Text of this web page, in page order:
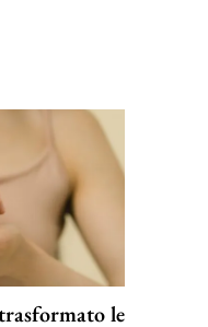
le